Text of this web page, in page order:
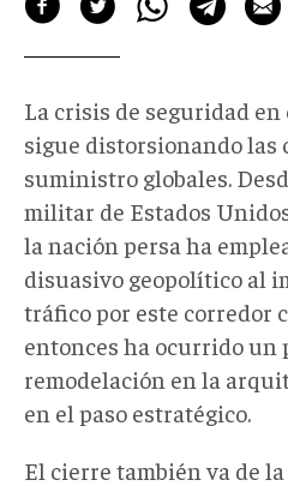
La crisis de seguridad
sigue distorsionando las
suministro globales.
militar de Estados
la nación persa ha
disuasivo geopolítico al
tráfico por este corredor
entonces ha ocurrido un
remodelación en la
en el paso estratégico.
El cierre también va de